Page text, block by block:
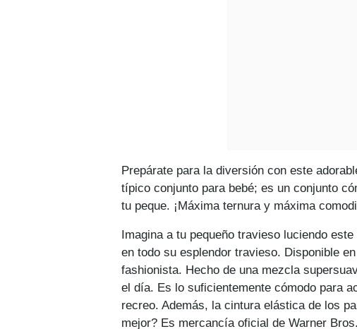
Prepárate para la diversión con este
típico conjunto para bebé; es un conjunto
tu peque. ¡Máxima ternura y máxima
Imagina a tu pequeño travieso luciendo
en todo su esplendor travieso. Disponible
fashionista. Hecho de una mezcla
el día. Es lo suficientemente cómodo para
recreo. Además, la cintura elástica de los
mejor? Es mercancía oficial de Warner